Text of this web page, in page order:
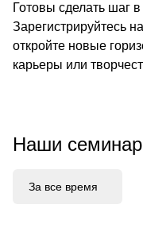
Готовы сделать шаг
Зарегистрируйтесь
откройте новые
карьеры или
Наши
За все время